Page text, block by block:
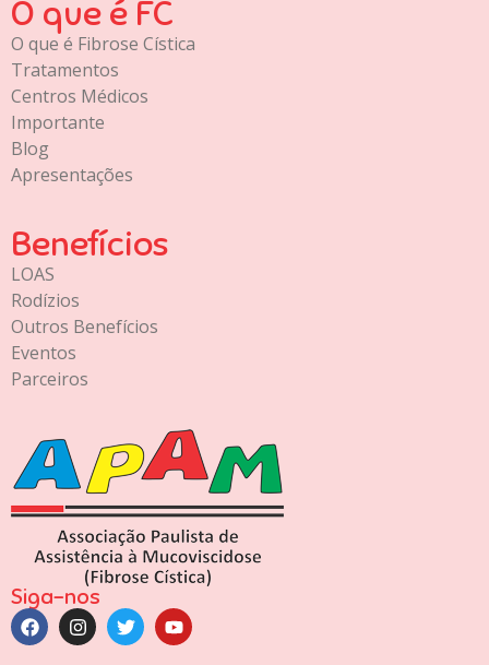
O que é FC
O que é Fibrose Cística
Tratamentos
Centros Médicos
Importante
Blog
Apresentações
Benefícios
LOAS
Rodízios
Outros Benefícios
Eventos
Parceiros
Siga-nos